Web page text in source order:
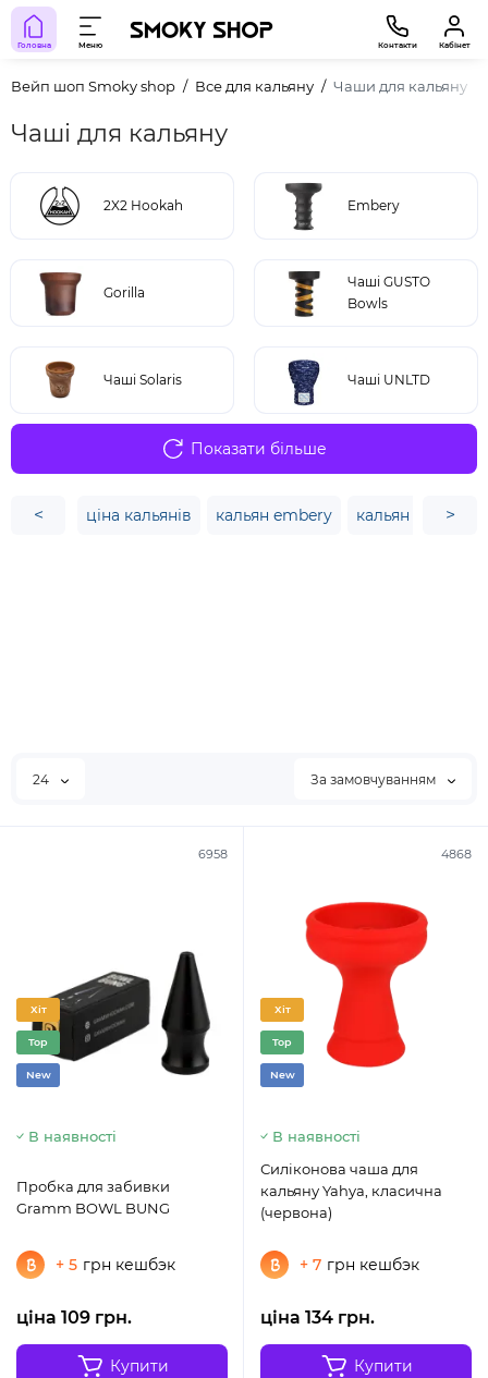
Головна Меню Контакти Кабінет
Вейп шоп Smoky shop Все для кальяну Чаши для кальяну
Чаші для кальяну
2X2 Hookah Embery
Gorilla
Чаші GUSTO
Bowls
Чаші Solaris Чаші UNLTD
Показати більше
< ціна кальянів кальян embery кальян garden
>
24 За замовчуванням
6958
Хіт
Top
New
В наявності
Пробка для забивки
Gramm BOWL BUNG
+ 5 грн кешбэк
ціна 109 грн.
Купити
4868
Хіт
Top
New
В наявності
Силіконова чаша для
кальяну Yahya, класична
(червона)
+ 7 грн кешбэк
ціна 134 грн.
Купити